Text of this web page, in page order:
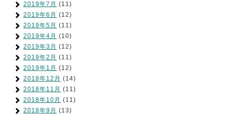
2019年7月 (11)
2019年6月 (12)
2019年5月 (11)
2019年4月 (10)
2019年3月 (12)
2019年2月 (11)
2019年1月 (12)
2018年12月 (14)
2018年11月 (11)
2018年10月 (11)
2018年9月 (13)